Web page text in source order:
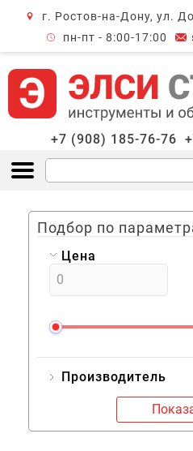
г. Ростов-на-Дону, ул.
пн-пт - 8:00-17:00
+7 (908) 185-76-76
Открыть меню
Подбор по
Цена
Производитель